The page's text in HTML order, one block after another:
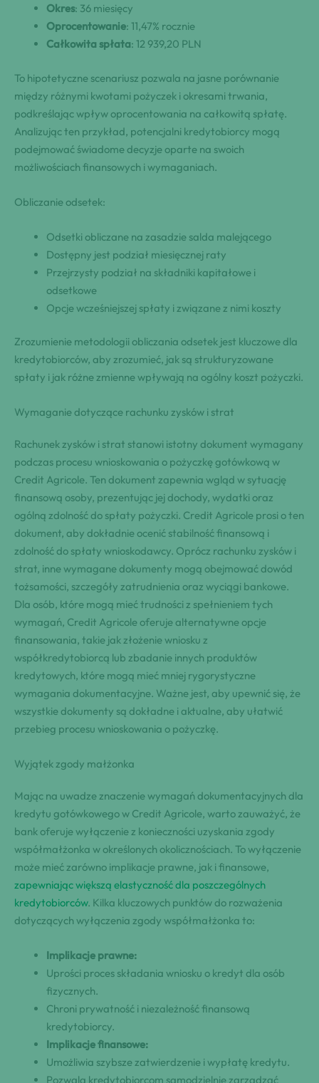
Okres: 36 miesięcy
Oprocentowanie: 11,47% rocznie
Całkowita spłata: 12 939,20 PLN
To hipotetyczne scenariusz pozwala na jasne porównanie
między różnymi kwotami pożyczek i okresami trwania,
podkreślając wpływ oprocentowania na całkowitą spłatę.
Analizując ten przykład, potencjalni kredytobiorcy mogą
podejmować świadome decyzje oparte na swoich
możliwościach finansowych i wymaganiach.
Obliczanie odsetek:
Odsetki obliczane na zasadzie salda malejącego
Dostępny jest podział miesięcznej raty
Przejrzysty podział na składniki kapitałowe i
odsetkowe
Opcje wcześniejszej spłaty i związane z nimi koszty
Zrozumienie metodologii obliczania odsetek jest kluczowe dla
kredytobiorców, aby zrozumieć, jak są strukturyzowane
spłaty i jak różne zmienne wpływają na ogólny koszt pożyczki.
Wymaganie dotyczące rachunku zysków i strat
Rachunek zysków i strat stanowi istotny dokument wymagany
podczas procesu wnioskowania o pożyczkę gotówkową w
Credit Agricole. Ten dokument zapewnia wgląd w sytuację
finansową osoby, prezentując jej dochody, wydatki oraz
ogólną zdolność do spłaty pożyczki. Credit Agricole prosi o ten
dokument, aby dokładnie ocenić stabilność finansową i
zdolność do spłaty wnioskodawcy. Oprócz rachunku zysków i
strat, inne wymagane dokumenty mogą obejmować dowód
tożsamości, szczegóły zatrudnienia oraz wyciągi bankowe.
Dla osób, które mogą mieć trudności z spełnieniem tych
wymagań, Credit Agricole oferuje alternatywne opcje
finansowania, takie jak złożenie wniosku z
współkredytobiorcą lub zbadanie innych produktów
kredytowych, które mogą mieć mniej rygorystyczne
wymagania dokumentacyjne. Ważne jest, aby upewnić się, że
wszystkie dokumenty są dokładne i aktualne, aby ułatwić
przebieg procesu wnioskowania o pożyczkę.
Wyjątek zgody małżonka
Mając na uwadze znaczenie wymagań dokumentacyjnych dla
kredytu gotówkowego w Credit Agricole, warto zauważyć, że
bank oferuje wyłączenie z konieczności uzyskania zgody
współmałżonka w określonych okolicznościach. To wyłączenie
może mieć zarówno implikacje prawne, jak i finansowe,
zapewniając większą elastyczność dla poszczególnych
kredytobiorców. Kilka kluczowych punktów do rozważenia
dotyczących wyłączenia zgody współmałżonka to:
Implikacje prawne:
Uprości proces składania wniosku o kredyt dla osób
fizycznych.
Chroni prywatność i niezależność finansową
kredytobiorcy.
Implikacje finansowe:
Umożliwia szybsze zatwierdzenie i wypłatę kredytu.
Pozwala kredytobiorcom samodzielnie zarządzać